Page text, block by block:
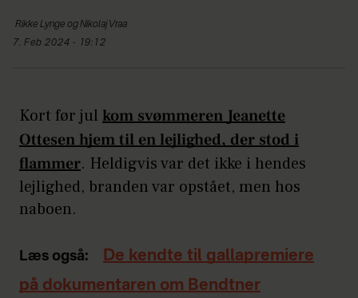
Rikke Lynge ogNikolaj Vraa
7. Feb 2024 - 19:12
Kort før jul kom svømmeren Jeanette
Ottesen hjem til en lejlighed, der stod i
flammer. Heldigvis var det ikke i hendes
lejlighed, branden var opstået, men hos
naboen.
Læs også:
De kendte til gallapremiere
på dokumentaren om Bendtner